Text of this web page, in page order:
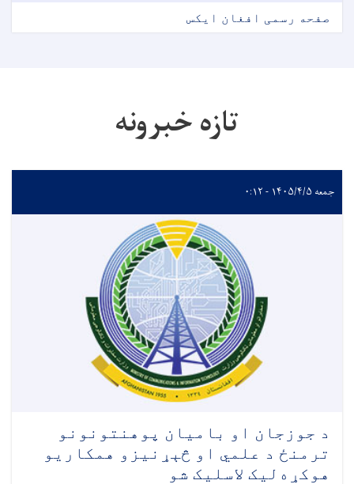
صفحه رسمی افغان ایکس
تازه خبرونه
جمعه ۱۴۰۵/۴/۵ - ۰:۱۲
د جوزجان او بامیان پوهنتونونو
ترمنځ د علمي او څېړنيزو همکاريو
هوکړه‌لیک لاسلیک شو